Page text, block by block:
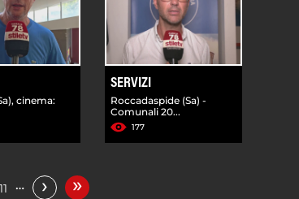
cinema:
SERVIZI
Roccadaspide (Sa) -
Comunali 20...
177
11 … › »